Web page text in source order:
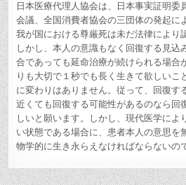
日本医療代理人協会は、日本事実証明委
会議、全国消費者協会の三団体の発起に
我が国における尊厳死は未だ法律により
しかし、本人の意識もなく回復する見込
合であっても延命治療が続けられる場合
りも大切で１秒でも長く生きて欲しいこ
に変わりはありません。従って、回復す
近くても回復する可能性があるのなら回
しいと願います。しかし、現代医学によ
い状態である場合に、患者本人の意思を
物学的に生き永らえなければならないの